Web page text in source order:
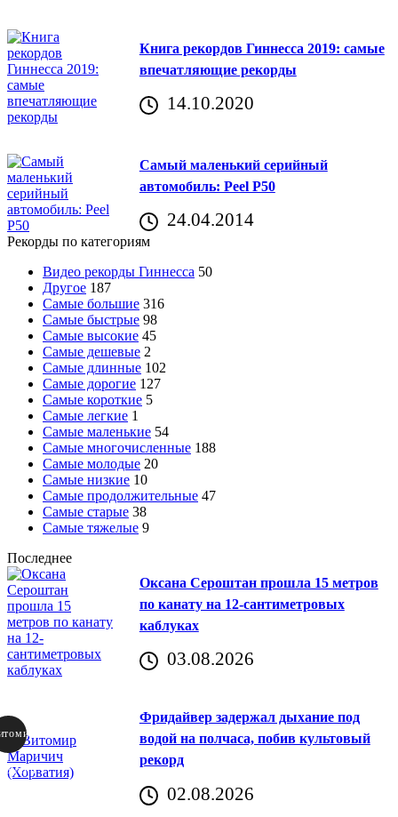
Книга рекордов Гиннесса 2019: самые
впечатляющие рекорды
14.10.2020
Самый маленький серийный
автомобиль: Peel P50
24.04.2014
Рекорды по категориям
Видео рекорды Гиннесса 50
Другое 187
Самые большие 316
Самые быстрые 98
Самые высокие 45
Самые дешевые 2
Самые длинные 102
Самые дорогие 127
Самые короткие 5
Самые легкие 1
Самые маленькие 54
Самые многочисленные 188
Самые молодые 20
Самые низкие 10
Самые продолжительные 47
Самые старые 38
Самые тяжелые 9
Последнее
Оксана Сероштан прошла 15 метров
по канату на 12-сантиметровых
каблуках
03.08.2026
Фридайвер задержал дыхание под
водой на полчаса, побив культовый
рекорд
02.08.2026